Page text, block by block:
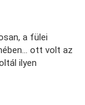
a fülei
ott volt az
ilyen